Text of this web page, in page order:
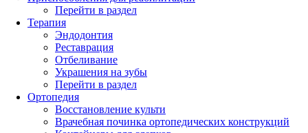
Перейти в раздел
Терапия
Эндодонтия
Реставрация
Отбеливание
Украшения на зубы
Перейти в раздел
Ортопедия
Восстановление культи
Врачебная починка ортопедических конструкций